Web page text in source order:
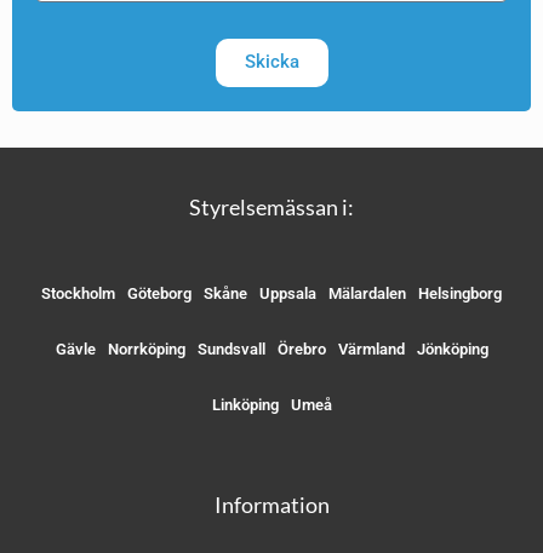
Skicka
Styrelsemässan i:
Stockholm Göteborg Skåne Uppsala Mälardalen Helsingborg
Gävle Norrköping Sundsvall Örebro Värmland Jönköping
Linköping Umeå
Information